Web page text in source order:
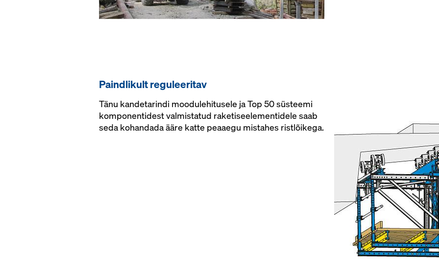
Paindlikult reguleeritav
Tänu kandetarindi moodulehitusele ja Top 50 süsteemi
komponentidest valmistatud raketiseelementidele saab
seda kohandada ääre katte peaaegu mistahes ristlõikega.